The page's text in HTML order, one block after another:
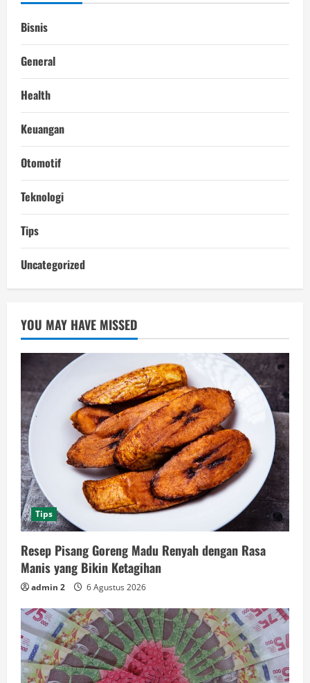
Bisnis
General
Health
Keuangan
Otomotif
Teknologi
Tips
Uncategorized
YOU MAY HAVE MISSED
Tips
Resep Pisang Goreng Madu Renyah dengan Rasa
Manis yang Bikin Ketagihan
admin 2 6 Agustus 2026